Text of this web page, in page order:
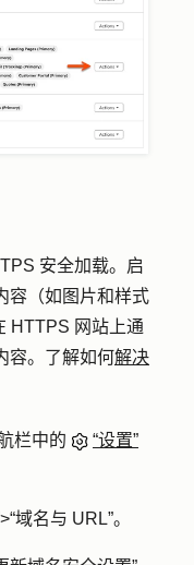
安全加载。启
容（如图片和样式
HTTPS 网站上通
容。了解如何解决
栏中的
“设置”
>“域名与 URL”。